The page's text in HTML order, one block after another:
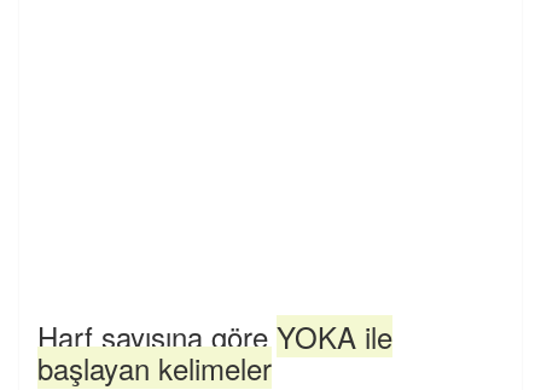
Harf sayısına göreYOKA ile
başlayan kelimeler